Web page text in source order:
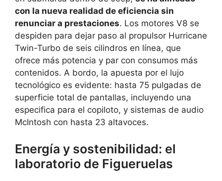
con la nueva realidad de eficiencia sin
renunciar a prestaciones. Los motores V8 se
despiden para dejar paso al propulsor Hurricane
Twin-Turbo de seis cilindros en línea, que
ofrece más potencia y par con consumos más
contenidos. A bordo, la apuesta por el lujo
tecnológico es evidente: hasta 75 pulgadas de
superficie total de pantallas, incluyendo una
especifica para el copiloto, y sistemas de audio
McIntosh con hasta 23 altavoces.
Energía y sostenibilidad: el
laboratorio de Figueruelas